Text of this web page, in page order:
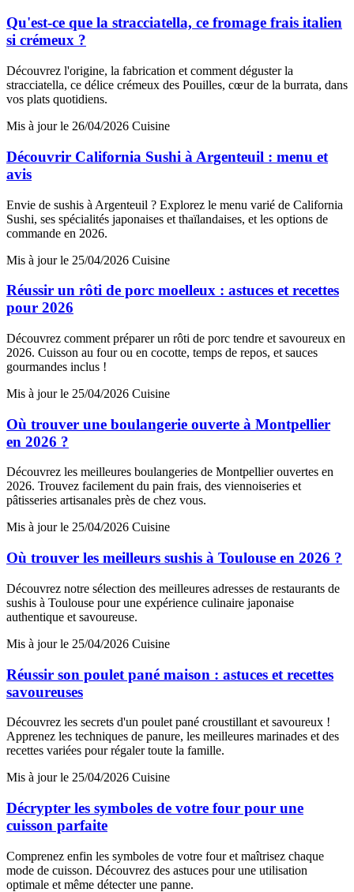
Qu'est-ce que la stracciatella, ce fromage frais italien
si crémeux ?
Découvrez l'origine, la fabrication et comment déguster la
stracciatella, ce délice crémeux des Pouilles, cœur de la burrata, dans
vos plats quotidiens.
Mis à jour le 26/04/2026 Cuisine
Découvrir California Sushi à Argenteuil : menu et
avis
Envie de sushis à Argenteuil ? Explorez le menu varié de California
Sushi, ses spécialités japonaises et thaïlandaises, et les options de
commande en 2026.
Mis à jour le 25/04/2026 Cuisine
Réussir un rôti de porc moelleux : astuces et recettes
pour 2026
Découvrez comment préparer un rôti de porc tendre et savoureux en
2026. Cuisson au four ou en cocotte, temps de repos, et sauces
gourmandes inclus !
Mis à jour le 25/04/2026 Cuisine
Où trouver une boulangerie ouverte à Montpellier
en 2026 ?
Découvrez les meilleures boulangeries de Montpellier ouvertes en
2026. Trouvez facilement du pain frais, des viennoiseries et
pâtisseries artisanales près de chez vous.
Mis à jour le 25/04/2026 Cuisine
Où trouver les meilleurs sushis à Toulouse en 2026 ?
Découvrez notre sélection des meilleures adresses de restaurants de
sushis à Toulouse pour une expérience culinaire japonaise
authentique et savoureuse.
Mis à jour le 25/04/2026 Cuisine
Réussir son poulet pané maison : astuces et recettes
savoureuses
Découvrez les secrets d'un poulet pané croustillant et savoureux !
Apprenez les techniques de panure, les meilleures marinades et des
recettes variées pour régaler toute la famille.
Mis à jour le 25/04/2026 Cuisine
Décrypter les symboles de votre four pour une
cuisson parfaite
Comprenez enfin les symboles de votre four et maîtrisez chaque
mode de cuisson. Découvrez des astuces pour une utilisation
optimale et même détecter une panne.